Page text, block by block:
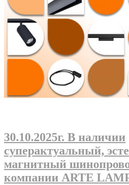
30.10.2025г. В наличии
суперактуальный,
магнитный
компании ARTE